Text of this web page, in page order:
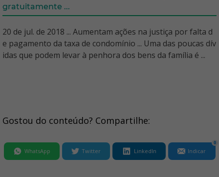
gratuitamente ...
20 de jul. de 2018 ... Aumentam ações na justiça por falta d
e pagamento da taxa de condomínio ... Uma das poucas dív
idas que podem levar à penhora dos bens da família é ...
Gostou do conteúdo? Compartilhe:
WhatsApp Twitter LinkedIn Indicar
0